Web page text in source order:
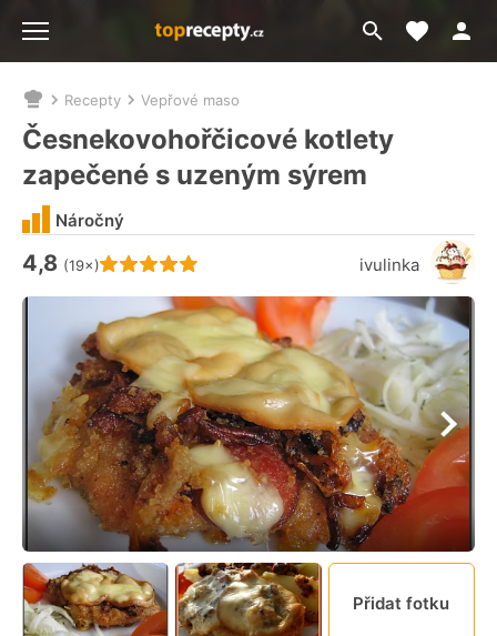
Přejít
na
Moje
Nacházíte
se
zde:
Recepty Vepřové maso
Česnekovohořčicové kotlety
zapečené s uzeným sýrem
Hodnocení receptu je
4,8 (19×) ivulinka
Náročný
Přidat fotku